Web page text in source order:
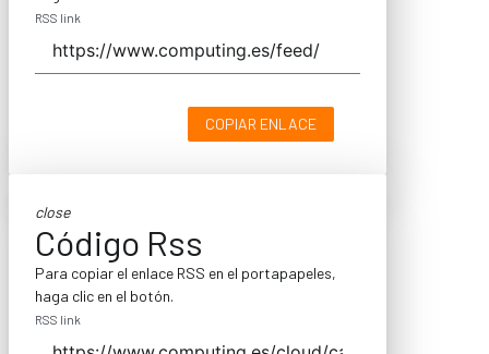
RSS link
COPIAR ENLACE
close
Código Rss
Para copiar el enlace RSS en el portapapeles,
haga clic en el botón.
RSS link